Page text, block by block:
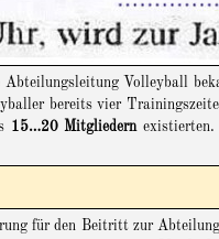
Abteilungsleitung Volleyball
bereits vier
15…20 Mitgliedern
für den Beitritt zur